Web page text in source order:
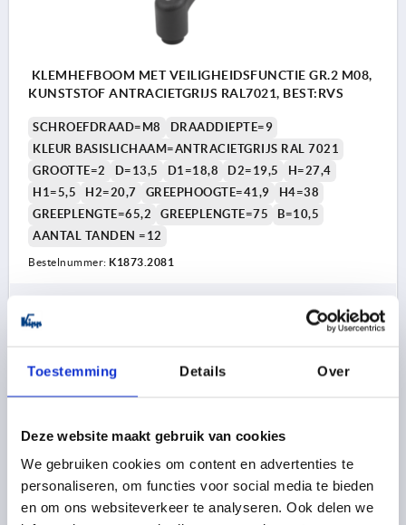
Toestemming Details Over
Deze website maakt gebruik van cookies
We gebruiken cookies om content en advertenties te
personaliseren, om functies voor social media te bieden
en om ons websiteverkeer te analyseren. Ook delen we
KLEMHEFBOOM MET VEILIGHEIDSFUNCTIE GR.2 M08,
KUNSTSTOF ANTRACIETGRIJS RAL7021, BEST:RVS
SCHROEFDRAAD=M8
DRAADDIEPTE=9
KLEUR BASISLICHAAM=ANTRACIETGRIJS RAL 7021
GROOTTE=2
D=13,5 D1=18,8 D2=19,5
H=27,4
H1=5,5
H2=20,7 GREEPHOOGTE=41,9
H4=38
GREEPLENGTE=65,2
GREEPLENGTE=75
B=10,5
AANTAL TANDEN =12
Bestelnummer: K1873.2081
excl. BTW
DETAILS